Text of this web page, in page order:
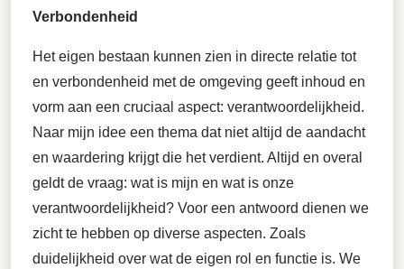
Verbondenheid
Het eigen bestaan kunnen zien in directe relatie tot
en verbondenheid met de omgeving geeft inhoud en
vorm aan een cruciaal aspect: verantwoordelijkheid.
Naar mijn idee een thema dat niet altijd de aandacht
en waardering krijgt die het verdient. Altijd en overal
geldt de vraag: wat is mijn en wat is onze
verantwoordelijkheid? Voor een antwoord dienen we
zicht te hebben op diverse aspecten. Zoals
duidelijkheid over wat de eigen rol en functie is. We